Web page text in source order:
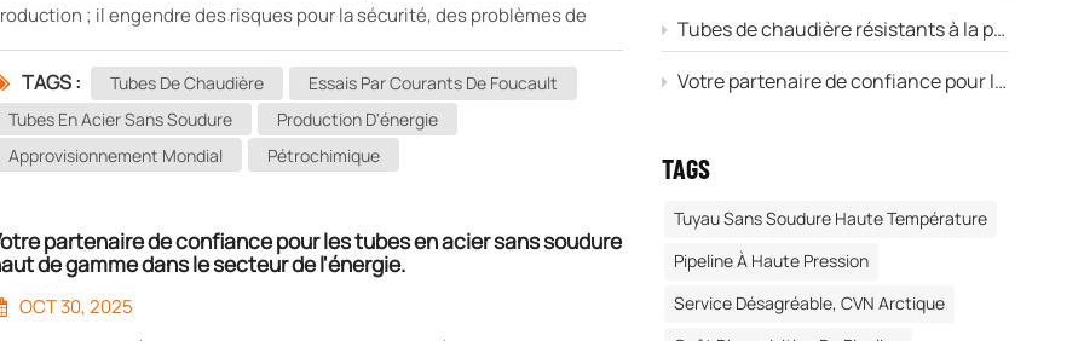
Tubes de chaudière résistants à la pression : votre guide des normes A179, A192, SA213 et DIN17175
Votre partenaire de confiance pour les tubes en acier sans soudure haut de gamme dans le secteur de l'énergie.
TAGS
Tuyau Sans Soudure Haute Température
Pipeline À Haute Pression
Service Désagréable, CVN Arctique
; il engendre des risques pour la sécurité, des problèmes de
réglementaire complexes et des pertes se chiffrant en millions
dollars. Chez Shanghai Maxmetal, nous fournissons des tubes de
sans soudure haut de gamme, conçus pour résister aux
extrêmes et conformes aux normes internationales les plus
Pourquoi les normes sont importantes : décryptage de l’alphabet
des propriétés de matériaux spécifiques. C'est pourquoi nous
quatre normes de base, chacune étant une référence en la
à faible teneur en carbone conçu pour une seule application : le
TAGS : Tubes De Chaudière
Essais Par Courants De Foucault
Tubes En Acier Sans Soudure
Production D'énergie
Approvisionnement Mondial
Pétrochimique
partenaire de confiance pour les tubes en acier sans soudure
de gamme dans le secteur de l'énergie.
OCT 30, 2025